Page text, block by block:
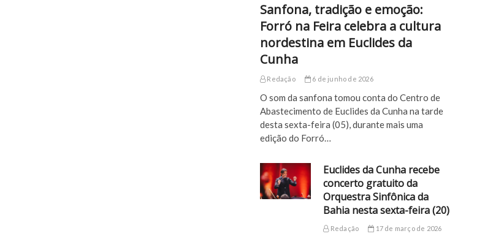
Sanfona, tradição e emoção:
Forró na Feira celebra a cultura
nordestina em Euclides da
Cunha
Redação 6 de junho de 2026
O som da sanfona tomou conta do Centro de
Abastecimento de Euclides da Cunha na tarde
desta sexta-feira (05), durante mais uma
edição do Forró…
Euclides da Cunha recebe
concerto gratuito da
Orquestra Sinfônica da
Bahia nesta sexta-feira (20)
Redação 17 de março de 2026